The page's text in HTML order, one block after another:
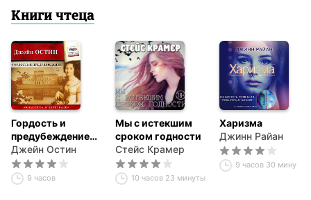
Книги чтеца
Гордость и
предубеждение
(сокращенный
пересказ)
Джейн Остин
9 часов
Мы с истекшим
сроком годности
Стейс Крамер
10 часов 23 минуты
Харизма
Джинн Райан
9 часов 30 минут